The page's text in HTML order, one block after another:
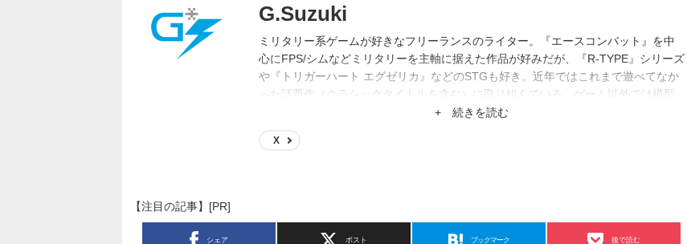
G.Suzuki
ミリタリー系ゲームが好きなフリーランスのライター。『エースコンバット』を中
心にFPS/シムなどミリタリーを主軸に据えた作品が好みだが、『R-TYPE』シリーズ
や『トリガーハート エグゼリカ』などのSTGも好き。近年ではこれまで遊べてなか
った話題作（クラシックタイトルを含む）に取り組んでいる。ゲーム以外では模型
作り（ガンプラやスケモ等を問わない）を趣味の一つとしている。
+ 続きを読む
X
【注目の記事】[PR]
シェア ポスト ブックマーク 後で読む